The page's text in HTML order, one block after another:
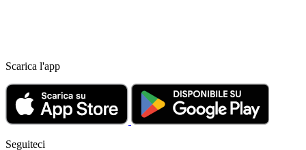
Scarica l'app
Seguiteci